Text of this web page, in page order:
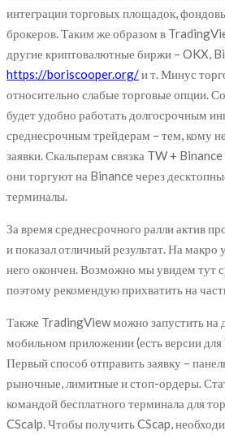
интеграции торговых площадок,
брокеров. Таким же образом в
другие криптовалютные биржи – OKX,
https://boriscooper.org/и т. Минус
относительно слабые торговые опции.
будет удобно работать долгосрочным
среднесрочным трейдерам – тем, кому
заявки. Скальперам связка TW +
они торгуют на Binance через
терминалы.
За время среднесрочного ралли актив
и показал отличный результат. На макро
него окончен. Возможно мы увидем тут
поэтому рекомендую прихватить на
Также TradingView можно запустить на
мобильном приложении (есть версии
Первый способ отправить заявку –
рыночные, лимитные и стоп-ордеры.
командой бесплатного терминала для
CScalp. Чтобы получить CScap,